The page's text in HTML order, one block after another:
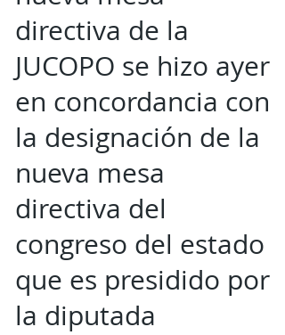
directiva de la
JUCOPO se hizo ayer
en concordancia con
la designación de la
nueva mesa
directiva del
congreso del estado
que es presidido por
la diputada